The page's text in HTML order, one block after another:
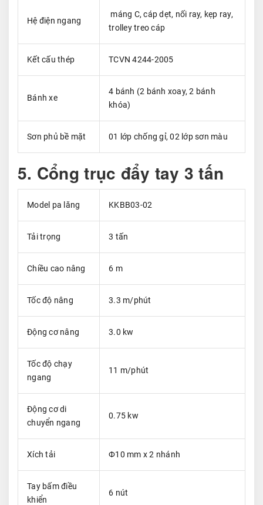
Hệ điện ngang
máng C, cáp dẹt, nối ray, kẹp ray,
trolley treo cáp
Kết cấu thép TCVN 4244-2005
Bánh xe
4 bánh (2 bánh xoay, 2 bánh
khóa)
Sơn phủ bề mặt 01 lớp chống gỉ, 02 lớp sơn màu
5. Cổng trục đẩy tay 3 tấn
Model pa lăng KKBB03-02
Tải trọng 3 tấn
Chiều cao nâng 6 m
Tốc độ nâng 3.3 m/phút
Động cơ nâng 3.0 kw
Tốc độ chạy
ngang
11 m/phút
Động cơ di
chuyển ngang
0.75 kw
Xích tải Ф10 mm x 2 nhánh
Tay bấm điều
khiển
6 nút